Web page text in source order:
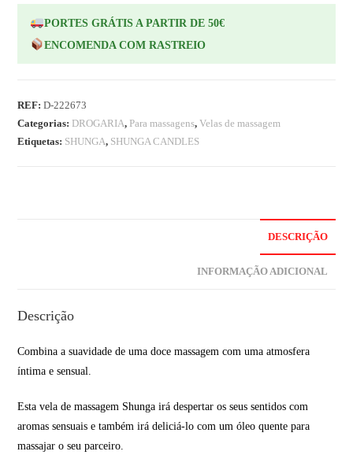
PORTES GRÁTIS A PARTIR DE 50€
ENCOMENDA COM RASTREIO
REF:D-222673
Categorias: DROGARIA, Para massagens,Velas de massagem
Etiquetas: SHUNGA, SHUNGA CANDLES
DESCRIÇÃO
INFORMAÇÃO ADICIONAL
Descrição
Combina a suavidade de uma doce massagem com uma atmosfera
íntima e sensual.
Esta vela de massagem Shunga irá despertar os seus sentidos com
aromas sensuais e também irá deliciá-lo com um óleo quente para
massajar o seu parceiro.